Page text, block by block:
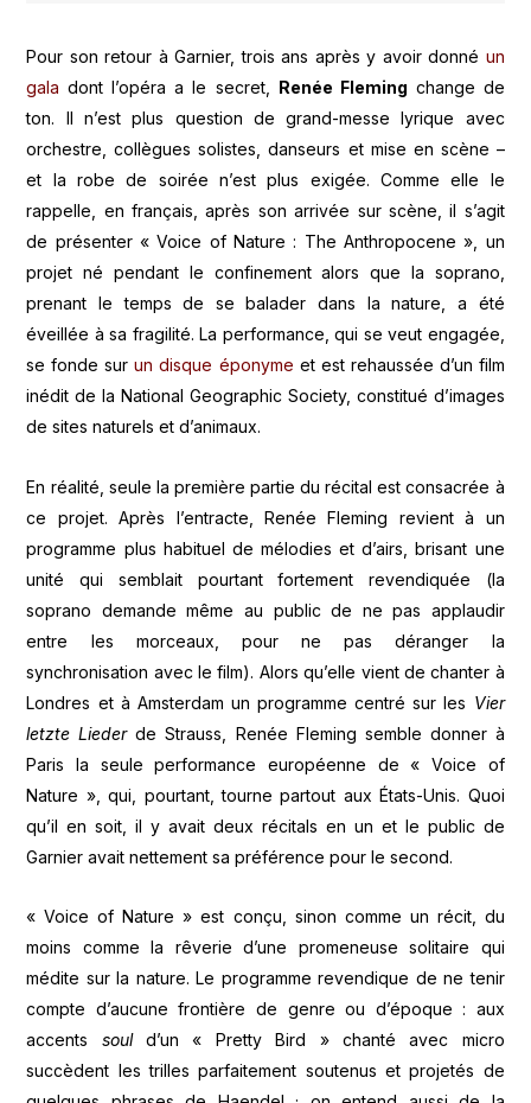
Pour son retour à Garnier, trois ans après y avoir donné un
gala dont l’opéra a le secret, Renée Fleming change de
ton. Il n’est plus question de grand-messe lyrique avec
orchestre, collègues solistes, danseurs et mise en scène –
et la robe de soirée n’est plus exigée. Comme elle le
rappelle, en français, après son arrivée sur scène, il s’agit
de présenter « Voice of Nature : The Anthropocene », un
projet né pendant le confinement alors que la soprano,
prenant le temps de se balader dans la nature, a été
éveillée à sa fragilité. La performance, qui se veut engagée,
se fonde surun disque éponyme et est rehaussée d’un film
inédit de la National Geographic Society, constitué d’images
de sites naturels et d’animaux.
En réalité, seule la première partie du récital est consacrée à
ce projet. Après l’entracte, Renée Fleming revient à un
programme plus habituel de mélodies et d’airs, brisant une
unité qui semblait pourtant fortement revendiquée (la
soprano demande même au public de ne pas applaudir
entre les morceaux, pour ne pas déranger la
synchronisation avec le film). Alors qu’elle vient de chanter à
Londres et à Amsterdam un programme centré sur les Vier
letzte Liederde Strauss, Renée Fleming semble donner à
Paris la seule performance européenne de « Voice of
Nature », qui, pourtant, tourne partout aux États-Unis. Quoi
qu’il en soit, il y avait deux récitals en un et le public de
Garnier avait nettement sa préférence pour le second.
« Voice of Nature » est conçu, sinon comme un récit, du
moins comme la rêverie d’une promeneuse solitaire qui
médite sur la nature. Le programme revendique de ne tenir
compte d’aucune frontière de genre ou d’époque : aux
accents sould’un « Pretty Bird » chanté avec micro
succèdent les trilles parfaitement soutenus et projetés de